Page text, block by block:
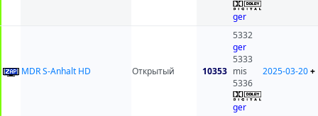
ger
MDR S-Anhalt HD Открытый 10353
5332
ger
5333
mis
5336
ger
2025-03-20+